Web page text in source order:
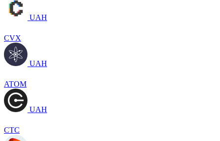
UAH
CVX
UAH
ATOM
UAH
CTC